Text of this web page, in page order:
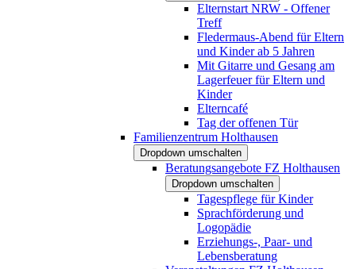
Elternstart NRW - Offener
Treff
Fledermaus-Abend für Eltern
und Kinder ab 5 Jahren
Mit Gitarre und Gesang am
Lagerfeuer für Eltern und
Kinder
Elterncafé
Tag der offenen Tür
Familienzentrum Holthausen
Dropdown umschalten
Beratungsangebote FZ Holthausen
Dropdown umschalten
Tagespflege für Kinder
Sprachförderung und
Logopädie
Erziehungs-, Paar- und
Lebensberatung